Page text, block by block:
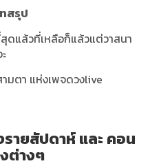
สรุป
ดแล้วที่เหลือก็แล้วแต่วาสนา
มตา แห่งเพจดวงlive
ายสัปดาห์ และ คอน
ต่างๆ